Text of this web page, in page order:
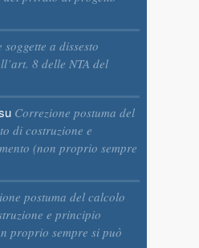
soggette a dissesto
8 delle NTA del
Correzione postuma del
di costruzione e
(non proprio sempre
postuma del calcolo
e principio
proprio sempre si può